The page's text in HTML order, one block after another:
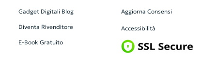
Gadget Digitali Blog
Diventa Rivenditore
E-Book Gratuito
Aggiorna Consensi
Accessibilità